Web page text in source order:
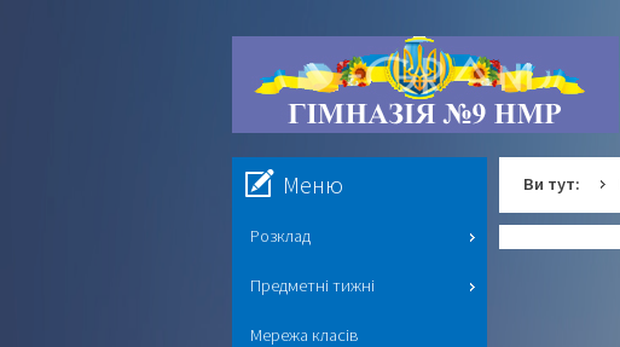
Ви тут:
Меню
Розклад
Предметні тижні
Мережа класів